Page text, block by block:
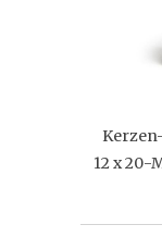
12 x 20-